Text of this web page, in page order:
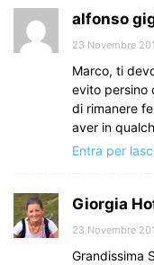
alfonso
23 Novembre
Marco, ti
evito persino
di rimanere
aver in
Entra per
Giorgia
23 Novembre
Grandissima